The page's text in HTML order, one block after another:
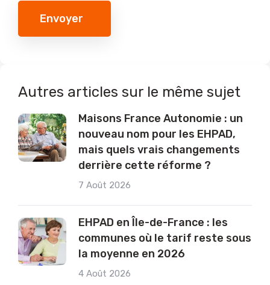
Envoyer
Autres articles sur le même sujet
Maisons France Autonomie : un
nouveau nom pour les EHPAD,
mais quels vrais changements
derrière cette réforme ?
7 Août 2026
EHPAD en Île-de-France : les
communes où le tarif reste sous
la moyenne en 2026
4 Août 2026